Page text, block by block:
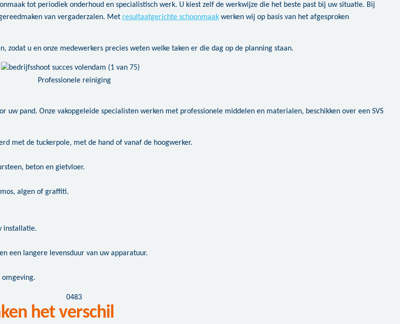
tot periodiek onderhoud en specialistisch werk. U kiest zelf de werkwijze die het beste past bij uw situatie. Bij
van vergaderzalen. Met resultaatgerichte schoonmaak werken wij op basis van het afgesproken
zodat u en onze medewerkers precies weten welke taken er die dag op de planning staan.
uw pand. Onze vakopgeleide specialisten werken met professionele middelen en materialen, beschikken over een SVS
met de tuckerpole, met de hand of vanaf de hoogwerker.
beton en gietvloer.
algen of graffiti.
installatie.
een langere levensduur van uw apparatuur.
het verschil